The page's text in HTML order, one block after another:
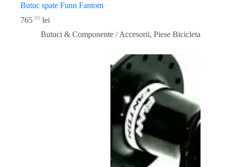
Butuc spate Funn Fantom
765 00 lei
Butuci & Componente / Accesorii, Piese Bicicleta